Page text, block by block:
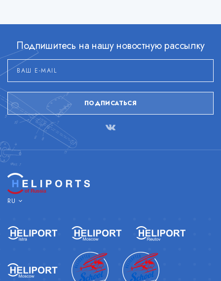
Подпишитесь на нашу новостную рассылку
ПОДПИСАТЬСЯ
RU